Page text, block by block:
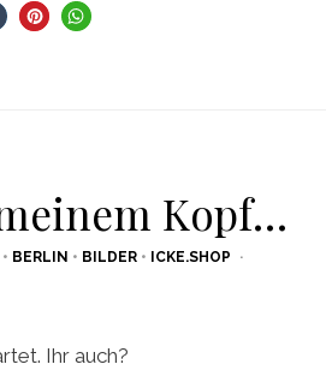
Kopf…
• BERLIN • BILDER • ICKE.SHOP
Ihr auch?